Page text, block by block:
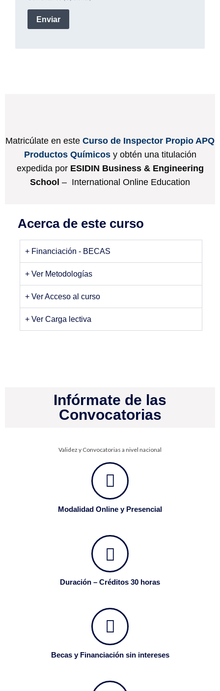
Matricúlate en este Curso de Inspector Propio APQ
Productos Químicosy obtén una titulación
expedida por ESIDIN Business & Engineering
School – International Online Education
Acerca de este curso
+ Financiación - BECAS
+ Ver Metodologías
+ Ver Acceso al curso
+ Ver Carga lectiva
Infórmate de las
Convocatorias
Validez y Convocatorias a nivel nacional
Modalidad Online y Presencial
Duración – Créditos 30 horas
Becas y Financiación sin intereses